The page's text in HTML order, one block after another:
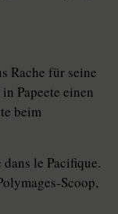
Rache für seine
Papeete einen
beim
le Pacifique.
Scoop,